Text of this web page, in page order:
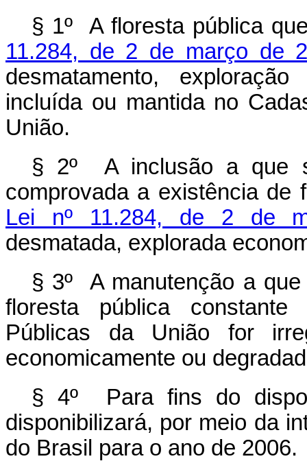
§ 1º A floresta pública
11.284, de 2 de março de
desmatamento,
incluída ou mantida no
União.
§ 2º A inclusão a que
comprovada a existência de
Lei nº 11.284, de 2 de
desmatada, explorada
§ 3º A manutenção a
floresta pública
Públicas da União for
economicamente ou
§ 4º Para fins do
disponibilizará, por meio da
do Brasil para o ano de 2006.